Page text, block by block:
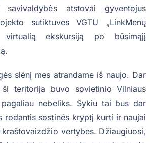
atstovai gyventojus
sutiktuves VGTU „LinkMenų
ekskursiją po būsimąjį
slėnį mes atrandame iš naujo. Dar
teritorija buvo sovietinio Vilniaus
nebeliks. Sykiu tai bus dar
rodantis sostinės kryptį kurti ir naujai
vertybes. Džiaugiuosi,